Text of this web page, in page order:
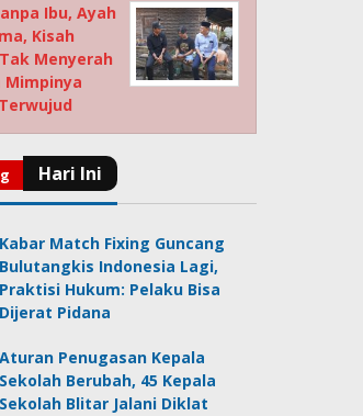
Ibu, Ayah
Kisah
Menyerah
Mimpinya
Kabar Match Fixing Guncang
Bulutangkis Indonesia Lagi,
Praktisi Hukum: Pelaku Bisa
Dijerat Pidana
Aturan Penugasan Kepala
Sekolah Berubah, 45 Kepala
Sekolah Blitar Jalani Diklat